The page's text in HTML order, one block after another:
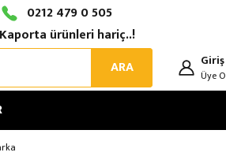
0212 479 0 505
ürünleri hariç..!
ARA
Üye